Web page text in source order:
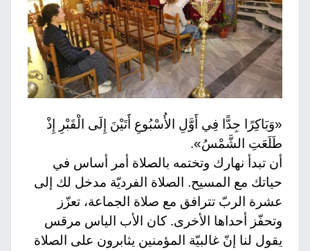
«وَبَاكِرًا جِدًّا فِي أَوَّلِ الأُسْبُوعِ أَتَيْنَ إِلَى الْقَبْرِ إِذْ
طَلَعَتِ الشَّمْسُ».
أن تبدأ نهارك وتختمه بالصلاة أمر أساس في
حياتك مع المسيح. الصلاة الفرديّة مدخل لك إلى
عشرة الربّ تترافق مع صلاة الجماعة، تعزّز
وتحفّز أحداها الأخرى. كان الأب الياس مرقس
يقول لنا إنّ غالبيّة المؤمنين يثابرون على الصلاة